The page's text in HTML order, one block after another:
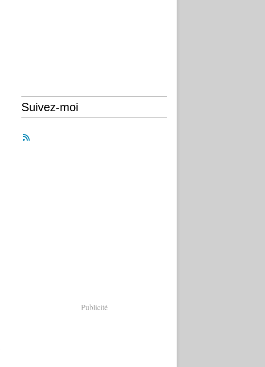
Suivez-moi
Publicité